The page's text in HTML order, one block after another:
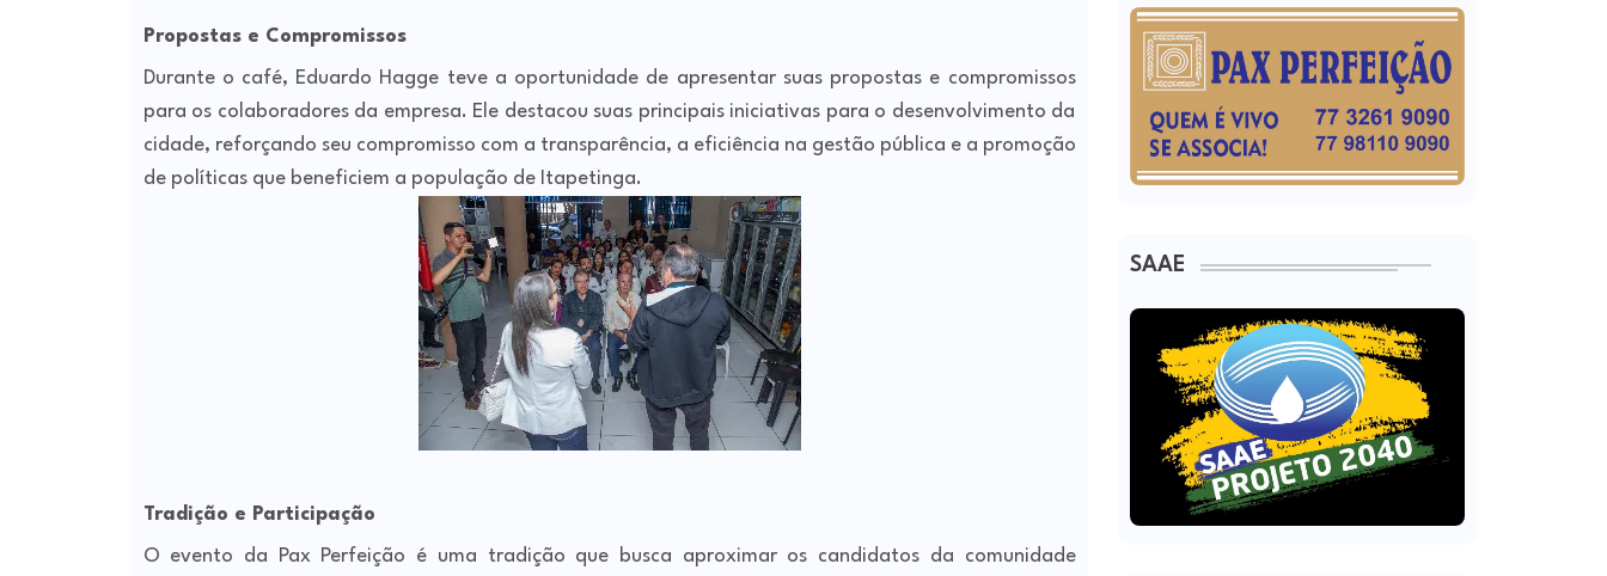
Propostas e Compromissos
Durante o café, Eduardo Hagge teve a oportunidade de apresentar suas propostas e compromissos
para os colaboradores da empresa. Ele destacou suas principais iniciativas para o desenvolvimento da
cidade, reforçando seu compromisso com a transparência, a eficiência na gestão pública e a promoção
de políticas que beneficiem a população de Itapetinga.
Tradição e Participação
O evento da Pax Perfeição é uma tradição que busca aproximar os candidatos da comunidade
SAAE